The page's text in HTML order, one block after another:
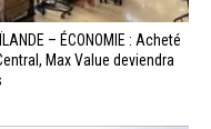
– ÉCONOMIE : Acheté
Max Value deviendra